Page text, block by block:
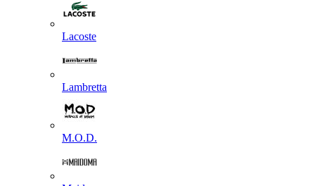
Lacoste
Lambretta
M.O.D.